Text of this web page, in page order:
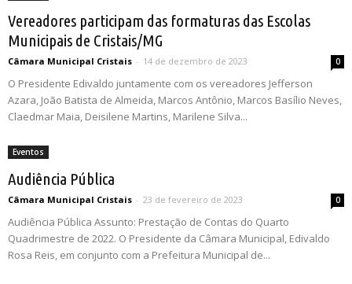
Vereadores participam das formaturas das Escolas
Municipais de Cristais/MG
Câmara Municipal Cristais - 14 de dezembro de 2023 0
O Presidente Edivaldo juntamente com os vereadores Jefferson
Azara, João Batista de Almeida, Marcos Antônio, Marcos Basílio Neves,
Claedmar Maia, Deisilene Martins, Marilene Silva...
Eventos
Audiência Pública
Câmara Municipal Cristais - 23 de fevereiro de 2023 0
Audiência Pública Assunto: Prestação de Contas do Quarto
Quadrimestre de 2022. O Presidente da Câmara Municipal, Edivaldo
Rosa Reis, em conjunto com a Prefeitura Municipal de...